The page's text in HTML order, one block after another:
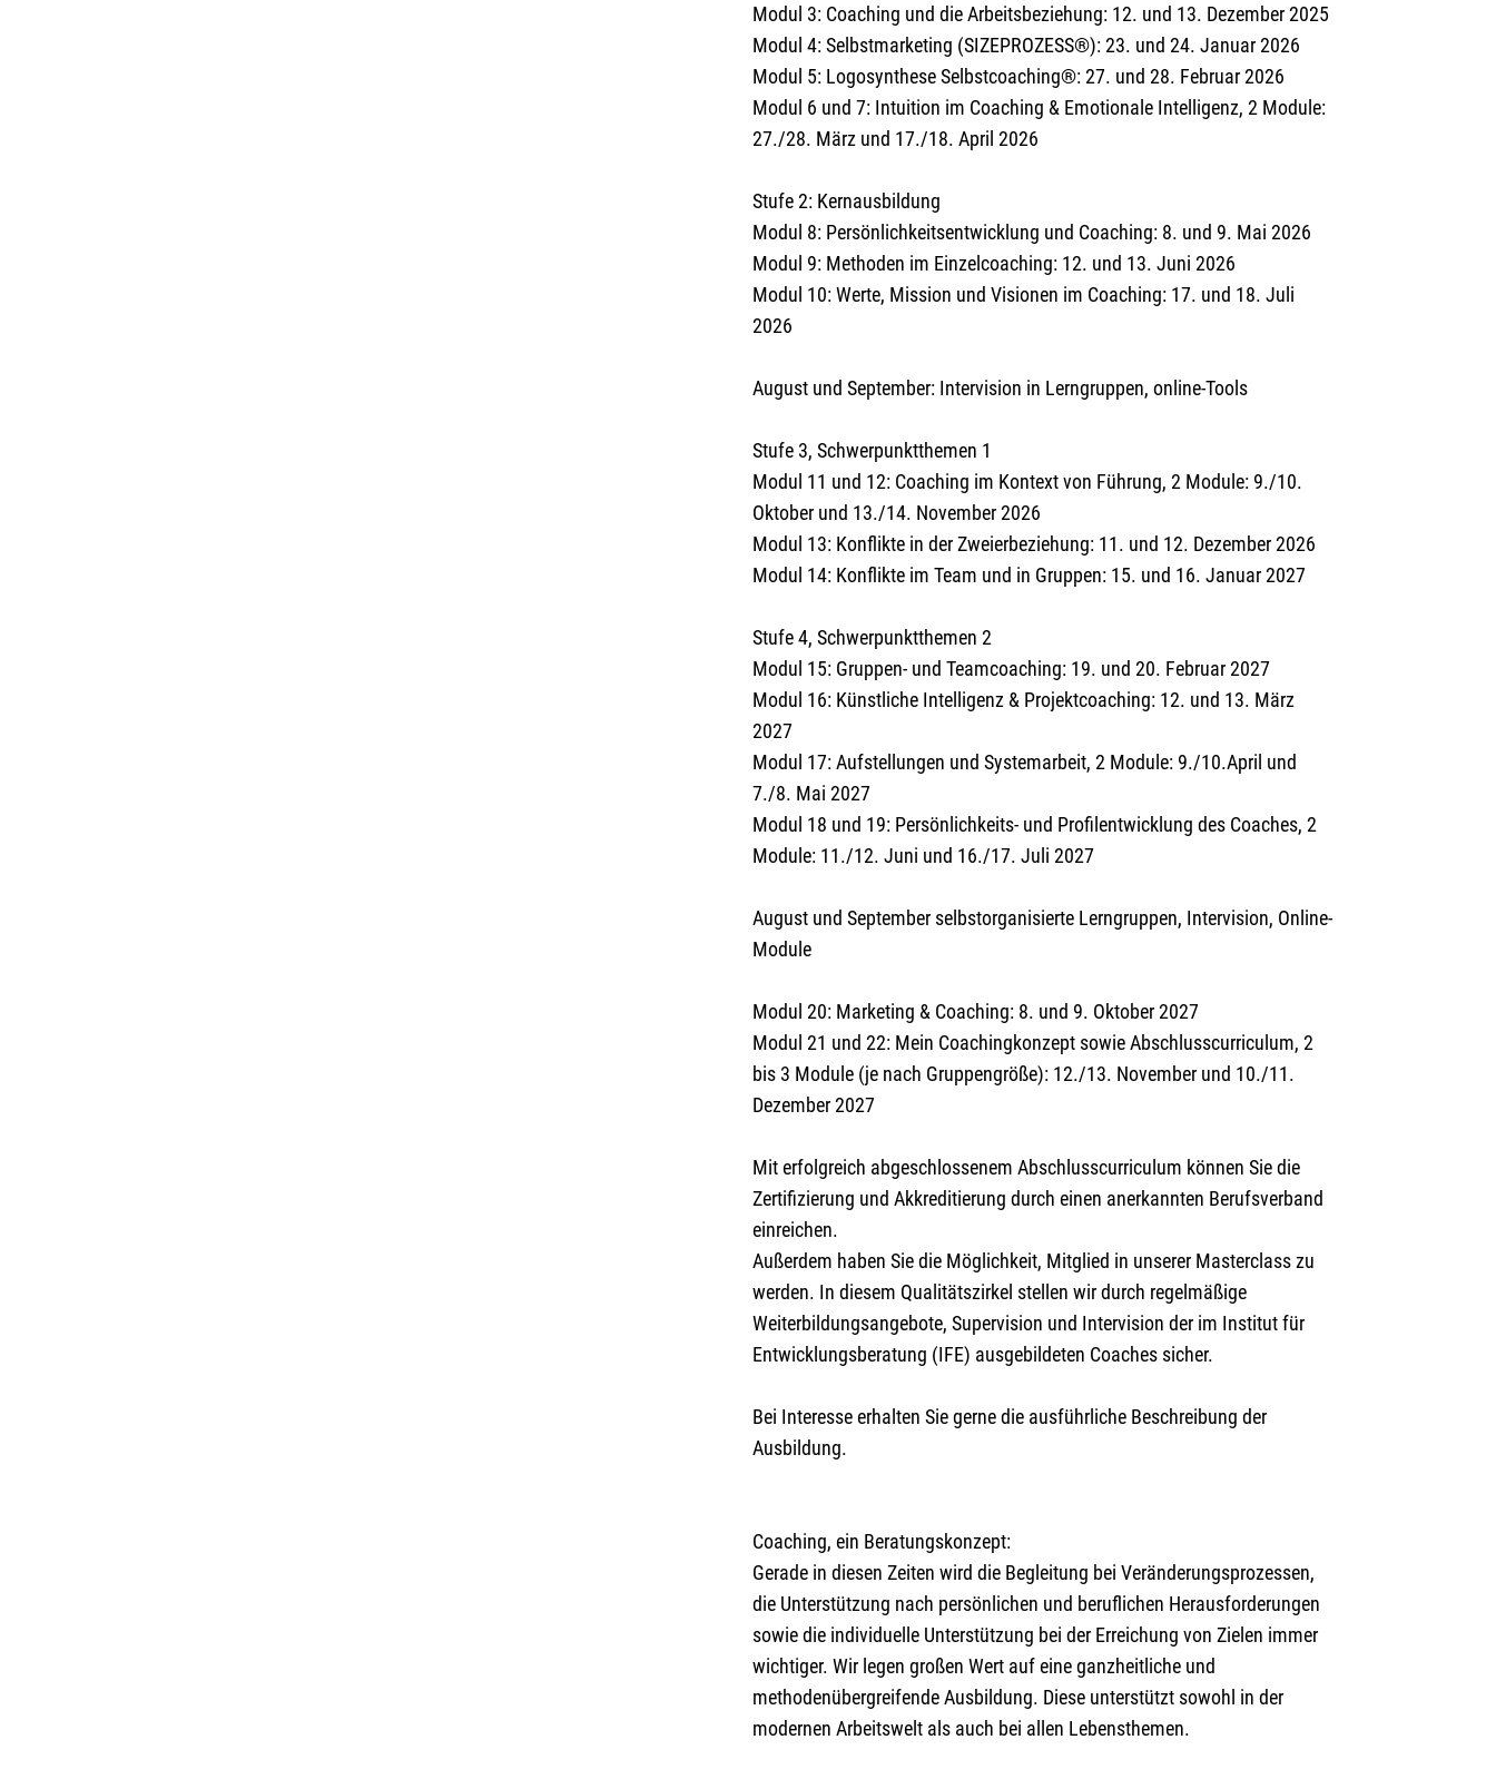
Modul 3: Coaching und die Arbeitsbeziehung: 12. und 13. Dezember 2025
Modul 4: Selbstmarketing (SIZEPROZESS®): 23. und 24. Januar 2026
Modul 5: Logosynthese Selbstcoaching®: 27. und 28. Februar 2026
Modul 6 und 7: Intuition im Coaching & Emotionale Intelligenz, 2 Module:
27./28. März und 17./18. April 2026
Stufe 2: Kernausbildung
Modul 8: Persönlichkeitsentwicklung und Coaching: 8. und 9. Mai 2026
Modul 9: Methoden im Einzelcoaching: 12. und 13. Juni 2026
Modul 10: Werte, Mission und Visionen im Coaching: 17. und 18. Juli
2026
August und September: Intervision in Lerngruppen, online-Tools
Stufe 3, Schwerpunktthemen 1
Modul 11 und 12: Coaching im Kontext von Führung, 2 Module: 9./10.
Oktober und 13./14. November 2026
Modul 13: Konflikte in der Zweierbeziehung: 11. und 12. Dezember 2026
Modul 14: Konflikte im Team und in Gruppen: 15. und 16. Januar 2027
Stufe 4, Schwerpunktthemen 2
Modul 15: Gruppen- und Teamcoaching: 19. und 20. Februar 2027
Modul 16: Künstliche Intelligenz & Projektcoaching: 12. und 13. März
2027
Modul 17: Aufstellungen und Systemarbeit, 2 Module: 9./10.April und
7./8. Mai 2027
Modul 18 und 19: Persönlichkeits- und Profilentwicklung des Coaches, 2
Module: 11./12. Juni und 16./17. Juli 2027
August und September selbstorganisierte Lerngruppen, Intervision, Online-
Module
Modul 20: Marketing & Coaching: 8. und 9. Oktober 2027
Modul 21 und 22: Mein Coachingkonzept sowie Abschlusscurriculum, 2
bis 3 Module (je nach Gruppengröße): 12./13. November und 10./11.
Dezember 2027
Mit erfolgreich abgeschlossenem Abschlusscurriculum können Sie die
Zertifizierung und Akkreditierung durch einen anerkannten Berufsverband
einreichen.
Außerdem haben Sie die Möglichkeit, Mitglied in unserer Masterclass zu
werden. In diesem Qualitätszirkel stellen wir durch regelmäßige
Weiterbildungsangebote, Supervision und Intervision der im Institut für
Entwicklungsberatung (IFE) ausgebildeten Coaches sicher.
Bei Interesse erhalten Sie gerne die ausführliche Beschreibung der
Ausbildung.
Coaching, ein Beratungskonzept:
Gerade in diesen Zeiten wird die Begleitung bei Veränderungsprozessen,
die Unterstützung nach persönlichen und beruflichen Herausforderungen
sowie die individuelle Unterstützung bei der Erreichung von Zielen immer
wichtiger. Wir legen großen Wert auf eine ganzheitliche und
methodenübergreifende Ausbildung. Diese unterstützt sowohl in der
modernen Arbeitswelt als auch bei allen Lebensthemen.